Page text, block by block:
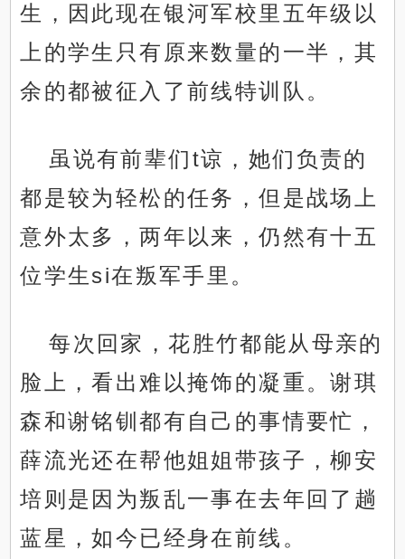
生，因此现在银河军校里五年级以
上的学生只有原来数量的一半，其
余的都被征入了前线特训队。
虽说有前辈们t谅，她们负责的
都是较为轻松的任务，但是战场上
意外太多，两年以来，仍然有十五
位学生si在叛军手里。
每次回家，花胜竹都能从母亲的
脸上，看出难以掩饰的凝重。谢琪
森和谢铭钏都有自己的事情要忙，
薛流光还在帮他姐姐带孩子，柳安
培则是因为叛乱一事在去年回了趟
蓝星，如今已经身在前线。